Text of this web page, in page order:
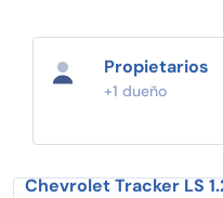
Propietarios
+1 dueño
Chevrolet Tracker LS